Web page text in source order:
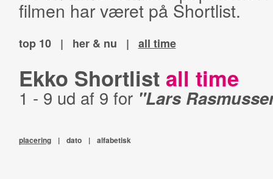
filmen har været på Shortlist.
top 10 | her & nu | all time
Ekko Shortlist all time
1 - 9 ud af 9 for "Lars
placering | dato | alfabetisk